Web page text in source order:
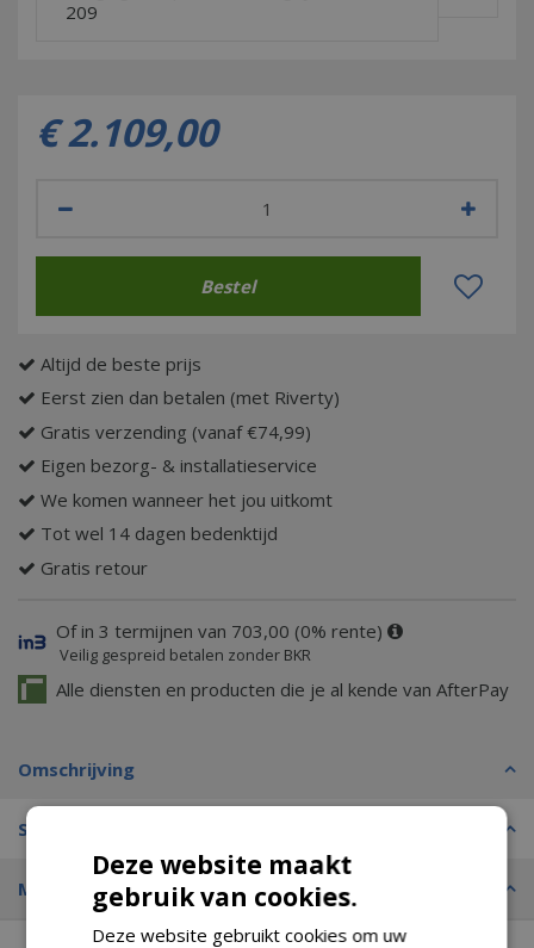
209
€ 2.109,00
Altijd de beste prijs
Eerst zien dan betalen (met Riverty)
Gratis verzending (vanaf €74,99)
Eigen bezorg- & installatieservice
We komen wanneer het jou uitkomt
Tot wel 14 dagen bedenktijd
Gratis retour
Of in 3 termijnen van 703,00 (0% rente)
Veilig gespreid betalen zonder BKR
Alle diensten en producten die je al kende van AfterPay
Omschrijving
Specificaties
Merk
Deze website maakt
gebruik van cookies.
Deze website gebruikt cookies om uw